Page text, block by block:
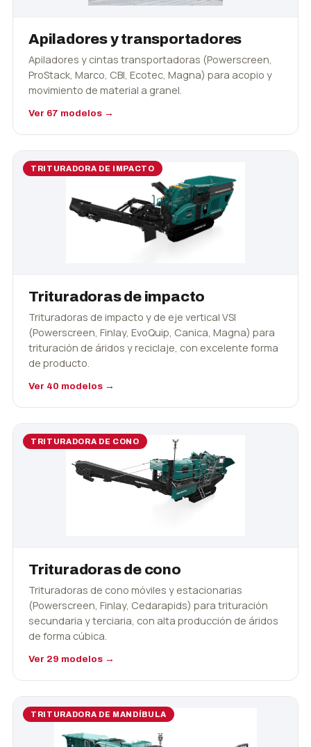
Apiladores y transportadores
Apiladores y cintas transportadoras (Powerscreen,
ProStack, Marco, CBI, Ecotec, Magna) para acopio y
movimiento de material a granel.
Ver 67 modelos →
TRITURADORA DE IMPACTO
Trituradoras de impacto
Trituradoras de impacto y de eje vertical VSI
(Powerscreen, Finlay, EvoQuip, Canica, Magna) para
trituración de áridos y reciclaje, con excelente forma
de producto.
Ver 40 modelos →
TRITURADORA DE CONO
Trituradoras de cono
Trituradoras de cono móviles y estacionarias
(Powerscreen, Finlay, Cedarapids) para trituración
secundaria y terciaria, con alta producción de áridos
de forma cúbica.
Ver 29 modelos →
TRITURADORA DE MANDÍBULA